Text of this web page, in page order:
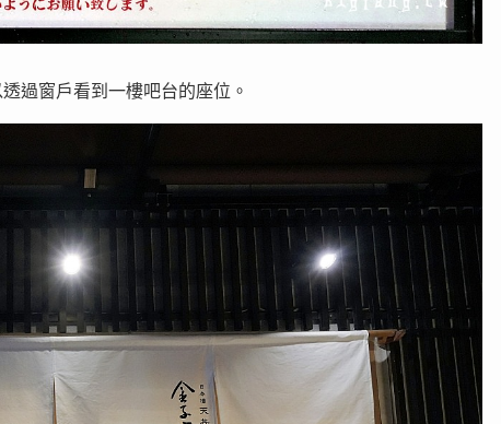
過窗戶看到一樓吧台的座位。